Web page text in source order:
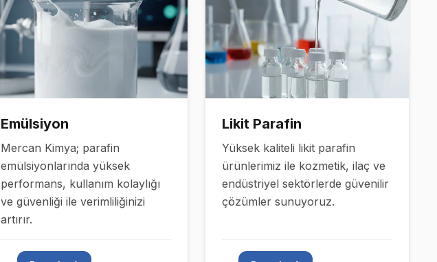
Emülsiyon
Mercan Kimya; parafin
emülsiyonlarında yüksek
performans, kullanım kolaylığı
ve güvenliği ile verimliliğinizi
artırır.
Likit Parafin
Yüksek kaliteli likit parafin
ürünlerimiz ile kozmetik, ilaç ve
endüstriyel sektörlerde güvenilir
çözümler sunuyoruz.